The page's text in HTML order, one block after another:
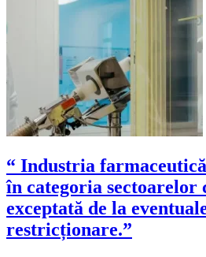
“ Industria
în categoria sectoarelor
exceptată de la
restricționare.”